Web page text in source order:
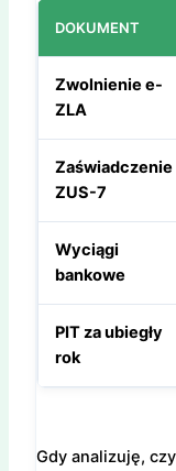
DOKUMENT
Zwolnienie e-
ZLA
Zaświadczenie
ZUS-7
Wyciągi
bankowe
PIT za ubiegły
rok
Gdy analizuję,